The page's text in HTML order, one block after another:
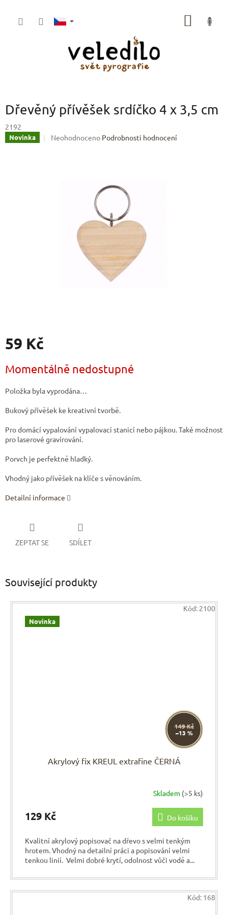
Dřevěný přívěšek srdíčko 4 x 3,5 cm
2192
Novinka
Průměrné
Neohodnoceno Podrobnosti hodnocení
59 Kč
cena:
Momentálně nedostupné
Položka byla vyprodána…
Bukový přívěšek ke kreativní tvorbě.
Pro domácí vypalování vypalovací stanicí nebo pájkou. Také možnost
pro laserové gravírování.
Porvch je perfektně hladký.
Vhodný jako přívěšek na klíče s věnováním.
Detailní informace
ZEPTAT SE SDÍLET
Související produkty
Novinka
149 Kč
–13 %
Akrylový fix KREUL extrafine ČERNÁ
Skladem (>5 ks)
129 Kč Do košíku
Kvalitní akrylový popisovač na dřevo s velmi tenkým
hrotem. Vhodný na detailní práci a popisování velmi
tenkou linií. Velmi dobré krytí, odolnost vůči vodě a...
Kód: 2100
Kód: 168